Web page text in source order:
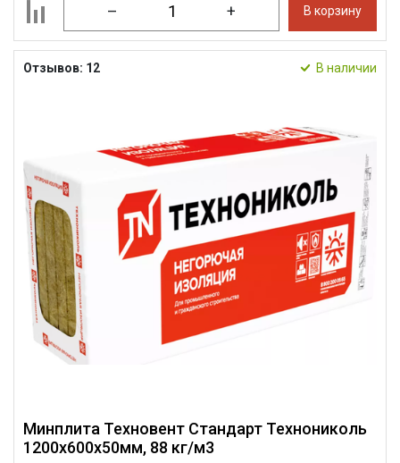
– + В корзину
Отзывов: 12 В наличии
Минплита Техновент Стандарт Технониколь
1200х600х50мм, 88 кг/м3